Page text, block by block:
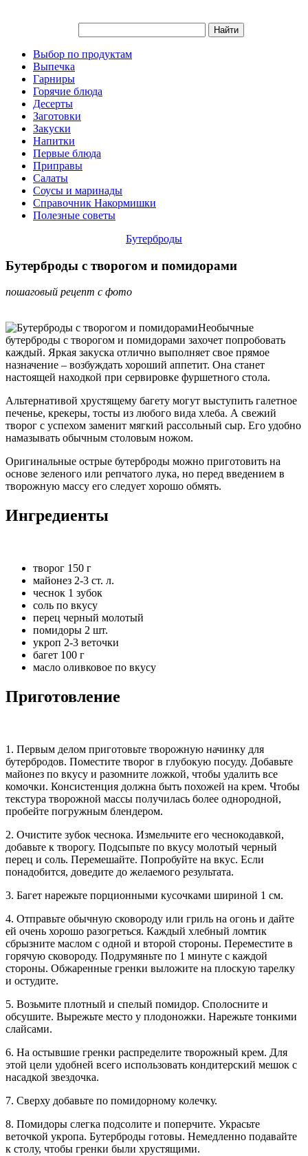
Выбор по продуктам
Выпечка
Гарниры
Горячие блюда
Десерты
Заготовки
Закуски
Напитки
Первые блюда
Приправы
Салаты
Соусы и маринады
Справочник Накормишки
Полезные советы
Бутерброды
Бутерброды с творогом и помидорами
пошаговый рецепт с фото
Необычные
бутерброды с творогом и помидорами захочет попробовать
каждый. Яркая закуска отлично выполняет свое прямое
назначение – возбуждать хороший аппетит. Она станет
настоящей находкой при сервировке фуршетного стола.
Альтернативой хрустящему багету могут выступить галетное
печенье, крекеры, тосты из любого вида хлеба. А свежий
творог с успехом заменит мягкий рассольный сыр. Его удобно
намазывать обычным столовым ножом.
Оригинальные острые бутерброды можно приготовить на
основе зеленого или репчатого лука, но перед введением в
творожную массу его следует хорошо обмять.
Ингредиенты
творог 150 г
майонез 2-3 ст. л.
чеснок 1 зубок
соль по вкусу
перец черный молотый
помидоры 2 шт.
укроп 2-3 веточки
багет 100 г
масло оливковое по вкусу
Приготовление
1. Первым делом приготовьте творожную начинку для
бутербродов. Поместите творог в глубокую посуду. Добавьте
майонез по вкусу и разомните ложкой, чтобы удалить все
комочки. Консистенция должна быть похожей на крем. Чтобы
текстура творожной массы получилась более однородной,
пробейте погружным блендером.
2. Очистите зубок чеснока. Измельчите его чеснокодавкой,
добавьте к творогу. Подсыпьте по вкусу молотый черный
перец и соль. Перемешайте. Попробуйте на вкус. Если
понадобится, доведите до желаемого результата.
3. Багет нарежьте порционными кусочками шириной 1 см.
4. Отправьте обычную сковороду или гриль на огонь и дайте
ей очень хорошо разогреться. Каждый хлебный ломтик
сбрызните маслом с одной и второй стороны. Переместите в
горячую сковороду. Подрумяньте по 1 минуте с каждой
стороны. Обжаренные гренки выложите на плоскую тарелку
и остудите.
5. Возьмите плотный и спелый помидор. Сполосните и
обсушите. Вырежьте место у плодоножки. Нарежьте тонкими
слайсами.
6. На остывшие гренки распределите творожный крем. Для
этой цели удобней всего использовать кондитерский мешок с
насадкой звездочка.
7. Сверху добавьте по помидорному колечку.
8. Помидоры слегка подсолите и поперчите. Украсьте
веточкой укропа. Бутерброды готовы. Немедленно подавайте
к столу, чтобы гренки были хрустящими.